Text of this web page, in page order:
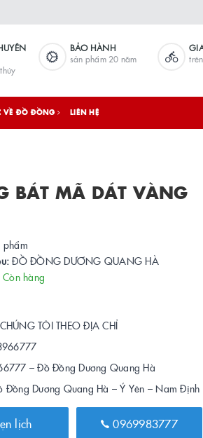
BẢO HÀNH
sản phẩm 20 năm
VỀ ĐỒ ĐỒNG LIÊN HỆ
BÁT MÃ DÁT VÀNG
ĐỒ ĐỒNG DƯƠNG QUANG HÀ
Còn hàng
TÔI THEO ĐỊA CHỈ
– Đồ Đồng Dương Quang Hà
Đồng Dương Quang Hà – Ý Yên – Nam Định
lịch 0969983777